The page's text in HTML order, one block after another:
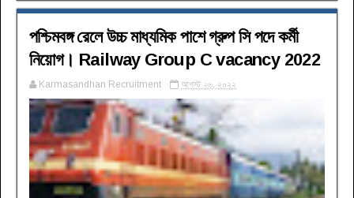
পশ্চিমবঙ্গ রেলে উচ্চ মাধ্যমিক পাশে গ্রুপ সি পদে কর্মী
নিয়োগ। Railway Group C vacancy 2022
Karmasandhan Recruitment আগস্ট ২৬, ২০২২